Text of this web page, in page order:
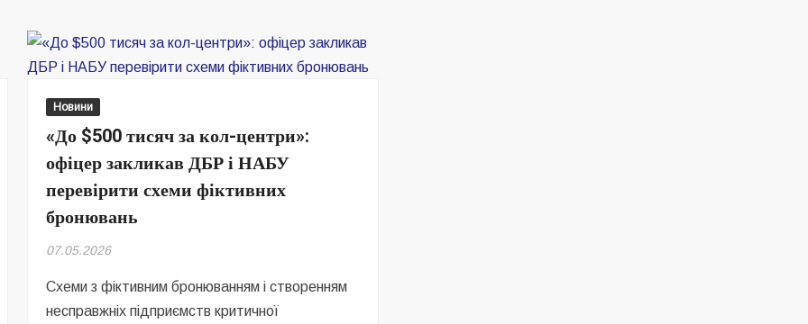
Новини
«До $500 тисяч за кол-центри»:
офіцер закликав ДБР і НАБУ
перевірити схеми фіктивних
бронювань
07.05.2026
Схеми з фіктивним бронюванням і створенням
несправжніх підприємств критичної